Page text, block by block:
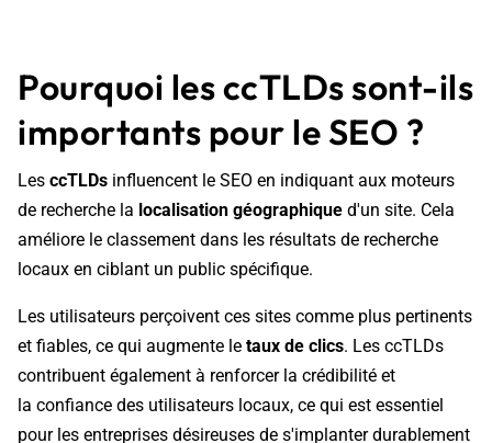
Pourquoi les ccTLDs sont-ils
importants pour le SEO ?
Les ccTLDs influencent le SEO en indiquant aux moteurs
de recherche la localisation géographique d'un site. Cela
améliore le classement dans les résultats de recherche
locaux en ciblant un public spécifique.
Les utilisateurs perçoivent ces sites comme plus pertinents
et fiables, ce qui augmente le taux de clics. Les ccTLDs
contribuent également à renforcer la crédibilité et
la confiance des utilisateurs locaux, ce qui est essentiel
pour les entreprises désireuses de s'implanter durablement